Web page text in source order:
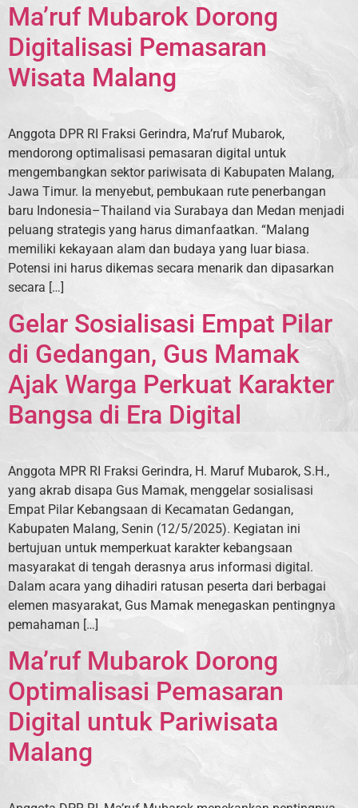
Ma’ruf Mubarok Dorong
Digitalisasi Pemasaran
Wisata Malang
Anggota DPR RI Fraksi Gerindra, Ma’ruf Mubarok,
mendorong optimalisasi pemasaran digital untuk
mengembangkan sektor pariwisata di Kabupaten Malang,
Jawa Timur. Ia menyebut, pembukaan rute penerbangan
baru Indonesia–Thailand via Surabaya dan Medan menjadi
peluang strategis yang harus dimanfaatkan. “Malang
memiliki kekayaan alam dan budaya yang luar biasa.
Potensi ini harus dikemas secara menarik dan dipasarkan
secara […]
Gelar Sosialisasi Empat Pilar
di Gedangan, Gus Mamak
Ajak Warga Perkuat Karakter
Bangsa di Era Digital
Anggota MPR RI Fraksi Gerindra, H. Maruf Mubarok, S.H.,
yang akrab disapa Gus Mamak, menggelar sosialisasi
Empat Pilar Kebangsaan di Kecamatan Gedangan,
Kabupaten Malang, Senin (12/5/2025). Kegiatan ini
bertujuan untuk memperkuat karakter kebangsaan
masyarakat di tengah derasnya arus informasi digital.
Dalam acara yang dihadiri ratusan peserta dari berbagai
elemen masyarakat, Gus Mamak menegaskan pentingnya
pemahaman […]
Ma’ruf Mubarok Dorong
Optimalisasi Pemasaran
Digital untuk Pariwisata
Malang